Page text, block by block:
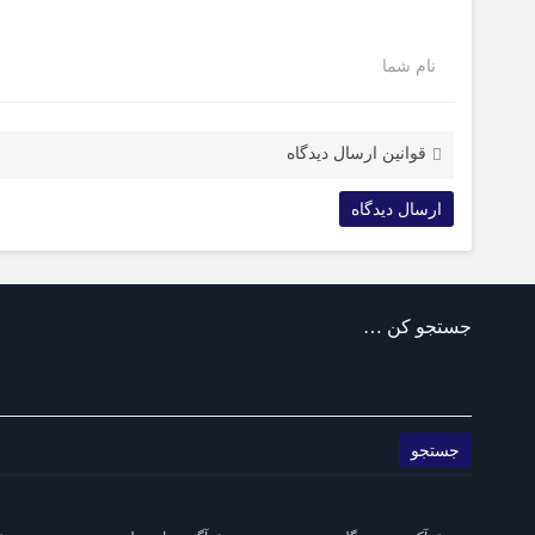
نام شما
قوانین ارسال دیدگاه
جستجو کن …